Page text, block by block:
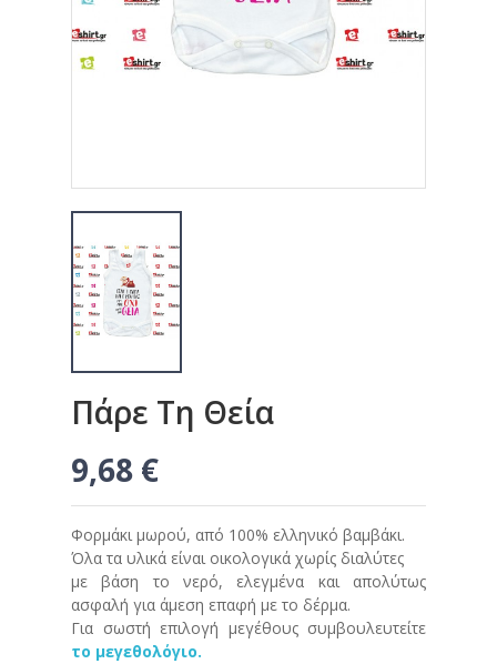
Πάρε Τη Θεία
9,68 €
Φορμάκι μωρού, από 100% ελληνικό βαμβάκι.
Όλα τα υλικά είναι οικολογικά χωρίς διαλύτες
με βάση το νερό, ελεγμένα και απολύτως
ασφαλή για άμεση επαφή με το δέρμα.
Για σωστή επιλογή μεγέθους συμβουλευτείτε
το μεγεθολόγιο.